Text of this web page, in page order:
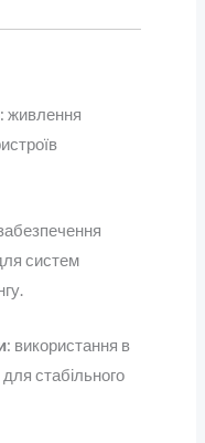
: живлення
систем
: використання в
стабільного